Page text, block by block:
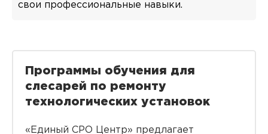
свои профессиональные навыки.
Программы обучения для
слесарей по ремонту
технологических установок
«Единый СРО Центр» предлагает